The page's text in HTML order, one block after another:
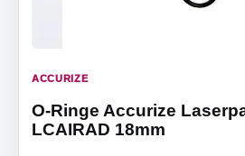
ACCURIZE
O-Ringe Accurize
LCAIRAD 18mm